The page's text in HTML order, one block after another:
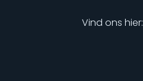
Vind ons hier: